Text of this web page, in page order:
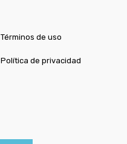
Términos de uso
Política de privacidad